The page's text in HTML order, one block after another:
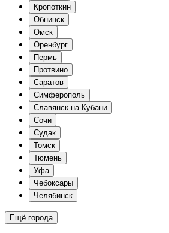
Кропоткин
Обнинск
Омск
Оренбург
Пермь
Протвино
Саратов
Симферополь
Славянск-на-Кубани
Сочи
Судак
Томск
Тюмень
Уфа
Чебоксары
Челябинск
Ещё города